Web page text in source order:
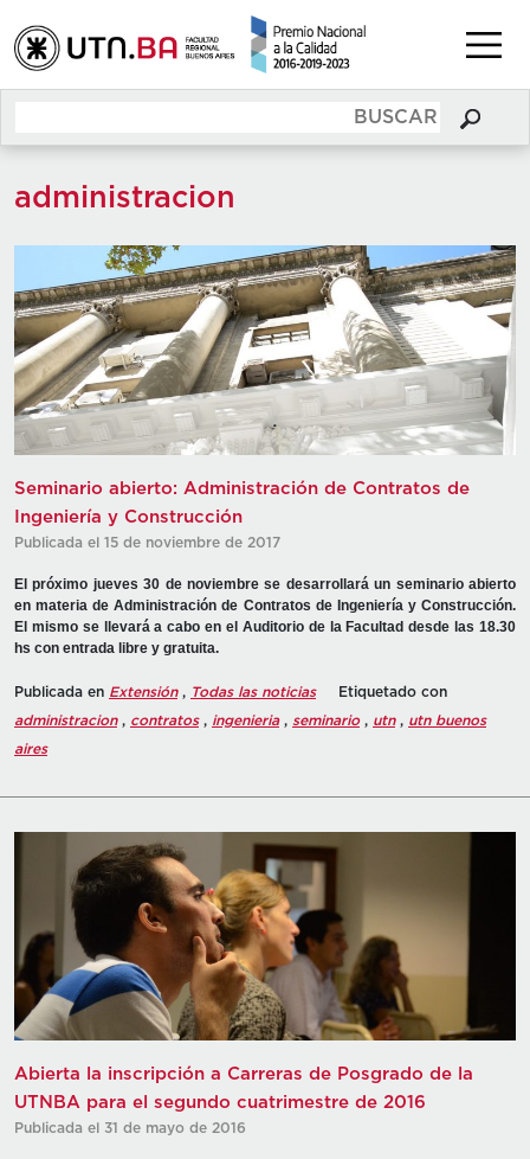
administracion
Seminario abierto: Administración de Contratos de
Ingeniería y Construcción
Publicada el 15 de noviembre de 2017
El próximo jueves 30 de noviembre se desarrollará un seminario abierto
en materia de Administración de Contratos de Ingeniería y Construcción.
El mismo se llevará a cabo en el Auditorio de la Facultad desde las 18.30
hs con entrada libre y gratuita.
Publicada en Extensión, Todas las noticias
Etiquetado con
administracion, contratos, ingenieria, seminario, utn, utn buenos
aires
Abierta la inscripción a Carreras de Posgrado de la
UTNBA para el segundo cuatrimestre de 2016
Publicada el 31 de mayo de 2016